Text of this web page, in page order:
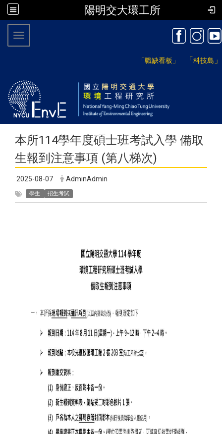
陽明交大環工所
「職缺看板」 「科技島 」
Toggle navigation
本所114學年度碩士班考試入學 備取
生報到注意事項 (第八梯次)
2025-08-07 AdminAdmin
學生 招生考試